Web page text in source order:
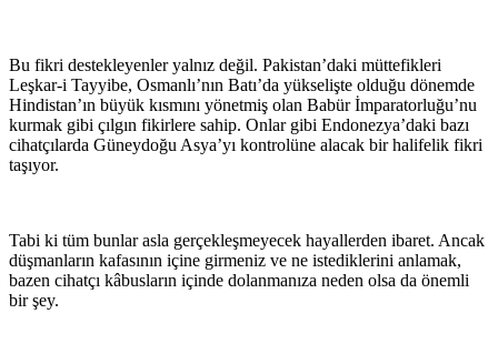
Bu fikri destekleyenler yalnız değil. Pakistan’daki müttefikleri
Leşkar-i Tayyibe, Osmanlı’nın Batı’da yükselişte olduğu dönemde
Hindistan’ın büyük kısmını yönetmiş olan Babür İmparatorluğu’nu
kurmak gibi çılgın fikirlere sahip. Onlar gibi Endonezya’daki bazı
cihatçılarda Güneydoğu Asya’yı kontrolüne alacak bir halifelik fikri
taşıyor.
Tabi ki tüm bunlar asla gerçekleşmeyecek hayallerden ibaret. Ancak
düşmanların kafasının içine girmeniz ve ne istediklerini anlamak,
bazen cihatçı kâbusların içinde dolanmanıza neden olsa da önemli
bir şey.